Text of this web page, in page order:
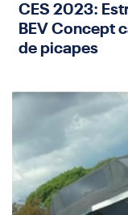
CES 2023:
BEV Concept
de picapes